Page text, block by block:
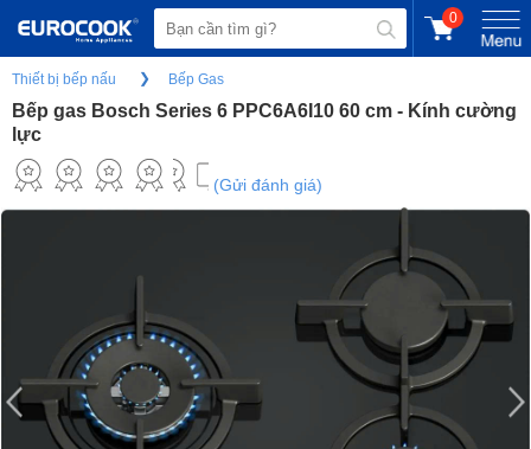
0
Thiết bị bếp nấu Bếp Gas
Bếp gas Bosch Series 6 PPC6A6I10 60 cm - Kính cường
lực
(Gửi đánh giá)